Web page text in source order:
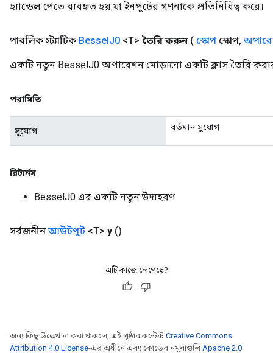
হ্যান্ডেল পেতে ব্যবহৃত হয় যা ইনপুটের গণনাকে প্রতিনিধিত্ব করে।
পাবলিক স্ট্যাটিক BesselJ0 <T> তৈরি করুন ( স্কোপস্কোপ,
একটি নতুন BesselJ0 অপারেশন মোড়ানো একটি ক্লাস তৈরি
পরামিতি
সুযোগ বর্তমান সুযোগ
রিটার্নস
BesselJ0 এর একটি নতুন উদাহরণ
সর্বজনীন আউটপুট <T> y ()
এটি কাজে লেগেছে?
অন্য কিছু উল্লেখ না করা থাকলে, এই পৃষ্ঠার কন্টেন্ট Creative Commons
Attribution 4.0 License-এর অধীনে এবং কোডের নমুনাগুলিApache 2.0